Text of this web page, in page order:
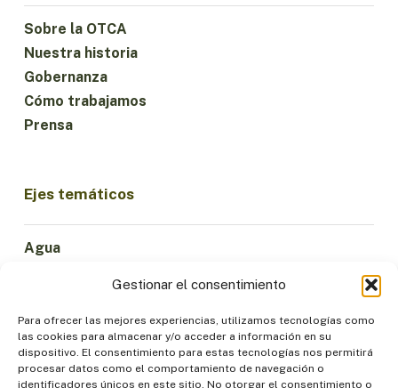
Gestionar el consentimiento
Para ofrecer las mejores experiencias, utilizamos tecnologías como
las cookies para almacenar y/o acceder a información en su
dispositivo. El consentimiento para estas tecnologías nos permitirá
procesar datos como el comportamiento de navegación o
identificadores únicos en este sitio. No otorgar el consentimiento o
Sobre la OTCA
Nuestra historia
Gobernanza
Cómo trabajamos
Prensa
Ejes temáticos
Agua
Economía Sostenible
Bosques y Biodiversidad
Institucionalidad